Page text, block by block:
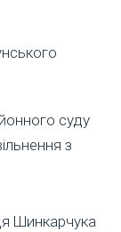
суду
з
Шинкарчука